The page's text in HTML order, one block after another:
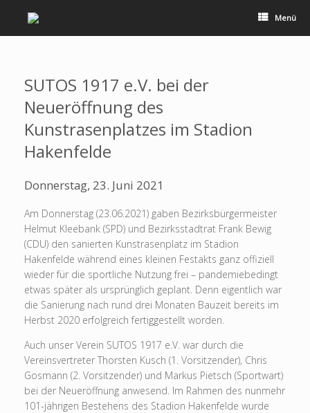
Menü
SUTOS 1917 e.V. bei der
Neueröffnung des
Kunstrasenplatzes im Stadion
Hakenfelde
Donnerstag, 23. Juni 2021
Am Donnerstag (23.06.2021) gaben Bezirksbürgermeister
Helmut Kleebank (SPD) und Bezirksstadtrat Frank Bewig
(CDU) den sanierten Kunstrasenplatz im Stadion
Hakenfelde während eines kleinen Festakts ganz offiziell
wieder für die sportliche Nutzung frei – pandemiebedingt
etwas später als ursprünglich geplant. Denn eigentlich war
die Sanierung nach rund drei Monaten Bauzeit bereits im
Herbst 2020 erfolgreich fertiggestellt worden.
Auch unser Verein SUTOS 1917 e.V. war durch die
Vereinsvertreter Thorsten Kusch (1. Vorsitzender), Chris
Gosmann (2. Vorsitzender) und Markus Pietsch (Sportwart)
bei der Neueröffnung anwesend. Im Rahmen des nunmehr
101-jährigen Bestehens des Stadion Hakenfelde wurde